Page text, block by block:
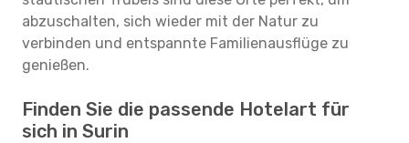
abzuschalten, sich wieder mit der Natur zu
verbinden und entspannte Familienausflüge zu
genießen.
Finden Sie die passende Hotelart für
sich in Surin